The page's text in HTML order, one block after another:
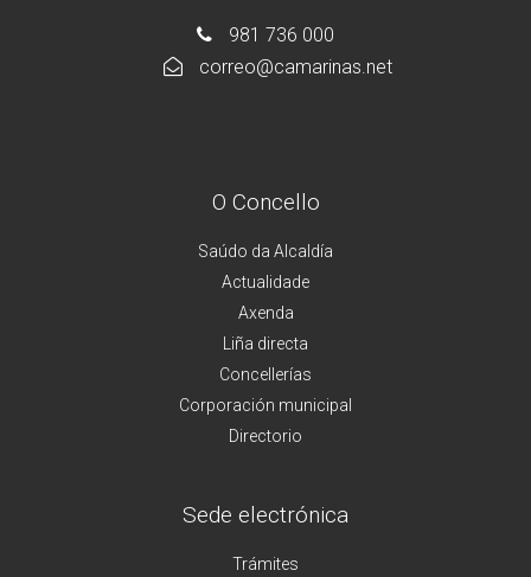
981 736 000
correo@camarinas.net
O Concello
Saúdo da Alcaldía
Actualidade
Axenda
Liña directa
Concellerías
Corporación municipal
Directorio
Sede electrónica
Trámites